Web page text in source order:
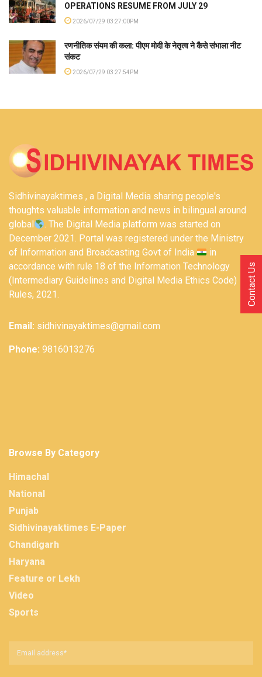
OPERATIONS RESUME FROM JULY 29
2026/07/29 03:27:00PM
रणनीतिक संयम की कला: पीएम मोदी के नेतृत्व ने कैसे संभाला नीट
संकट
2026/07/29 03:27:54PM
Sidhivinayaktimes , a Digital Media sharing people's
thoughts valuable information and news in bilingual around
global
. The Digital Media platform was started on
December 2021. Portal was registered under the Ministry
of Information and Broadcasting Govt of India
in
accordance with rule 18 of the Information Technology
(Intermediary Guidelines and Digital Media Ethics Code)
Rules, 2021.
Email: sidhivinayaktimes@gmail.com
Phone: 9816013276
Browse By Category
Himachal
National
Punjab
Sidhivinayaktimes E-Paper
Chandigarh
Haryana
Feature or Lekh
Video
Sports
Contact Us